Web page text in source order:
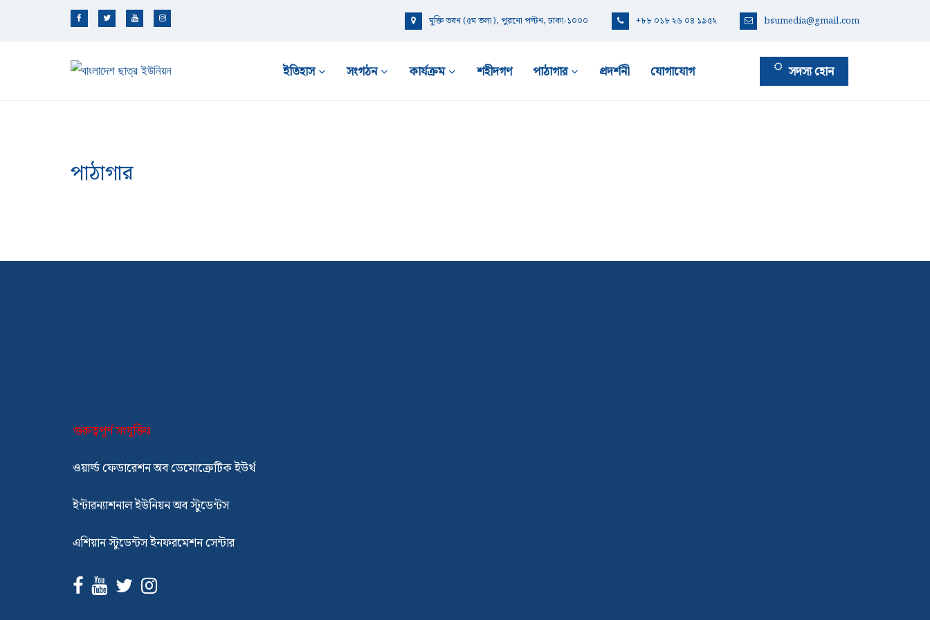
মুক্তি ভবন (৫ম তলা), পুরনো পল্টন, ঢাকা-১০০০ +৮৮ ০১৮ ২৬ ০৪ ১৯৫২ bsumedia@gmail.com
ইতিহাস সংগঠন কার্যক্রম শহীদগণ পাঠাগার প্রদর্শনী যোগাযোগ সদস্য হোন
পাঠাগার
গুরুত্বপূর্ণ সংযুক্তিঃ
ওয়ার্ল্ড ফেডারেশন অব ডেমোক্রেটিক ইউর্থ
ইন্টারন্যাশনাল ইউনিয়ন অব স্টুডেন্টস
এশিয়ান স্টুডেন্টস ইনফরমেশন সেন্টার